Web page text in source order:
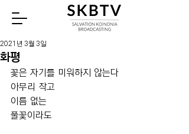
화평
2021년 3월 3일
꽃은 자기를 미워하지 않는다
아무리 작고
이름 없는
풀꽃이라도